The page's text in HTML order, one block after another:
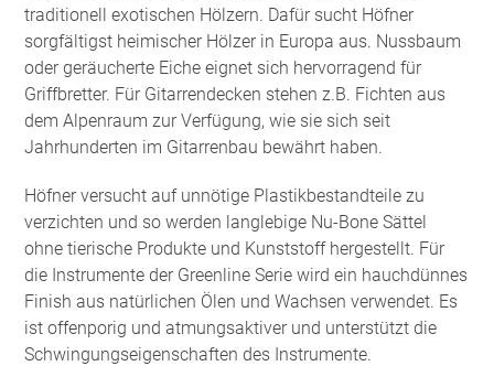
traditionell exotischen Hölzern. Dafür sucht Höfner
sorgfältigst heimischer Hölzer in Europa aus. Nussbaum
oder geräucherte Eiche eignet sich hervorragend für
Griffbretter. Für Gitarrendecken stehen z.B. Fichten aus
dem Alpenraum zur Verfügung, wie sie sich seit
Jahrhunderten im Gitarrenbau bewährt haben.
Höfner versucht auf unnötige Plastikbestandteile zu
verzichten und so werden langlebige Nu-Bone Sättel
ohne tierische Produkte und Kunststoff hergestellt. Für
die Instrumente der Greenline Serie wird ein hauchdünnes
Finish aus natürlichen Ölen und Wachsen verwendet. Es
ist offenporig und atmungsaktiver und unterstützt die
Schwingungseigenschaften des Instrumente.